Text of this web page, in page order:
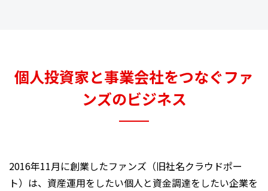
個人投資家と事業会社をつなぐファ
ンズのビジネス
2016年11月に創業したファンズ（旧社名クラウドポー
ト）は、資産運用をしたい個人と資金調達をしたい企業を